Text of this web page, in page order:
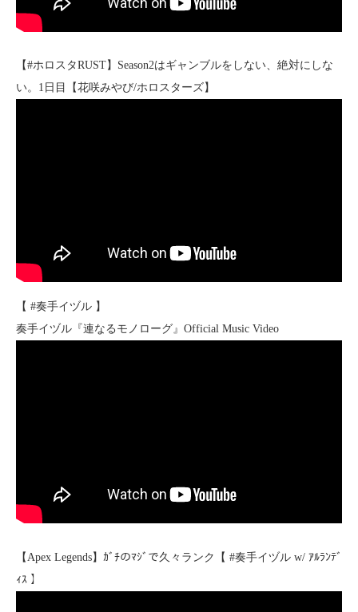
【#ホロスタRUST】Season2はギャンブルをしない、絶対にしな
い。1日目【花咲みやび/ホロスターズ】
【 #奏手イヅル 】
奏手イヅル『連なるモノローグ』Official Music Video
【Apex Legends】ｶﾞﾁのﾏｼﾞで久々ランク【 #奏手イヅル w/ ｱﾙﾗﾝﾃﾞ
ｨｽ 】